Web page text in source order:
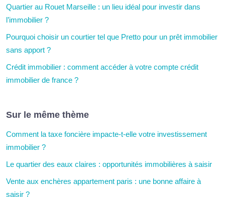
Quartier au Rouet Marseille : un lieu idéal pour investir dans
l’immobilier ?
Pourquoi choisir un courtier tel que Pretto pour un prêt immobilier
sans apport ?
Crédit immobilier : comment accéder à votre compte crédit
immobilier de france ?
Sur le même thème
Comment la taxe foncière impacte-t-elle votre investissement
immobilier ?
Le quartier des eaux claires : opportunités immobilières à saisir
Vente aux enchères appartement paris : une bonne affaire à
saisir ?